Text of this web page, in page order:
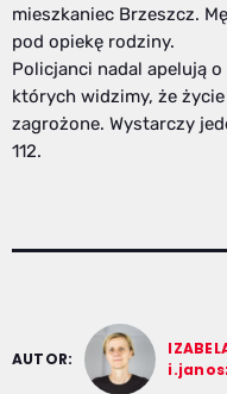
mieszkaniec Brzeszcz.
pod opiekę rodziny.
Policjanci nadal apelują
których widzimy, że
zagrożone. Wystarczy
112.
AUTOR: